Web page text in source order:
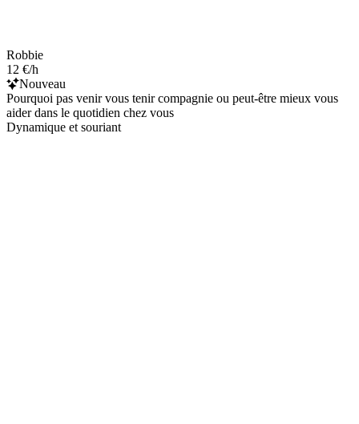
Robbie
12 €/h
Nouveau
Pourquoi pas venir vous tenir compagnie ou peut-être mieux vous
aider dans le quotidien chez vous
Dynamique et souriant